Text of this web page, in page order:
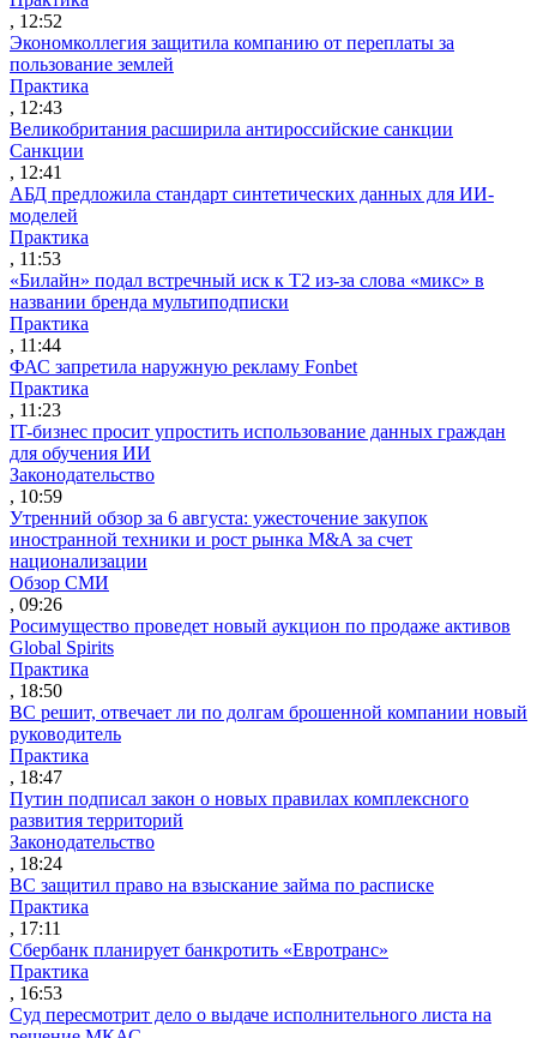
, 12:52
Экономколлегия защитила компанию от переплаты за
пользование землей
Практика
, 12:43
Великобритания расширила антироссийские санкции
Санкции
, 12:41
АБД предложила стандарт синтетических данных для ИИ-
моделей
Практика
, 11:53
«Билайн» подал встречный иск к Т2 из-за слова «микс» в
названии бренда мультиподписки
Практика
, 11:44
ФАС запретила наружную рекламу Fonbet
Практика
, 11:23
IT-бизнес просит упростить использование данных граждан
для обучения ИИ
Законодательство
, 10:59
Утренний обзор за 6 августа: ужесточение закупок
иностранной техники и рост рынка M&A за счет
национализации
Обзор СМИ
, 09:26
Росимущество проведет новый аукцион по продаже активов
Global Spirits
Практика
, 18:50
ВС решит, отвечает ли по долгам брошенной компании новый
руководитель
Практика
, 18:47
Путин подписал закон о новых правилах комплексного
развития территорий
Законодательство
, 18:24
ВС защитил право на взыскание займа по расписке
Практика
, 17:11
Сбербанк планирует банкротить «Евротранс»
Практика
, 16:53
Суд пересмотрит дело о выдаче исполнительного листа на